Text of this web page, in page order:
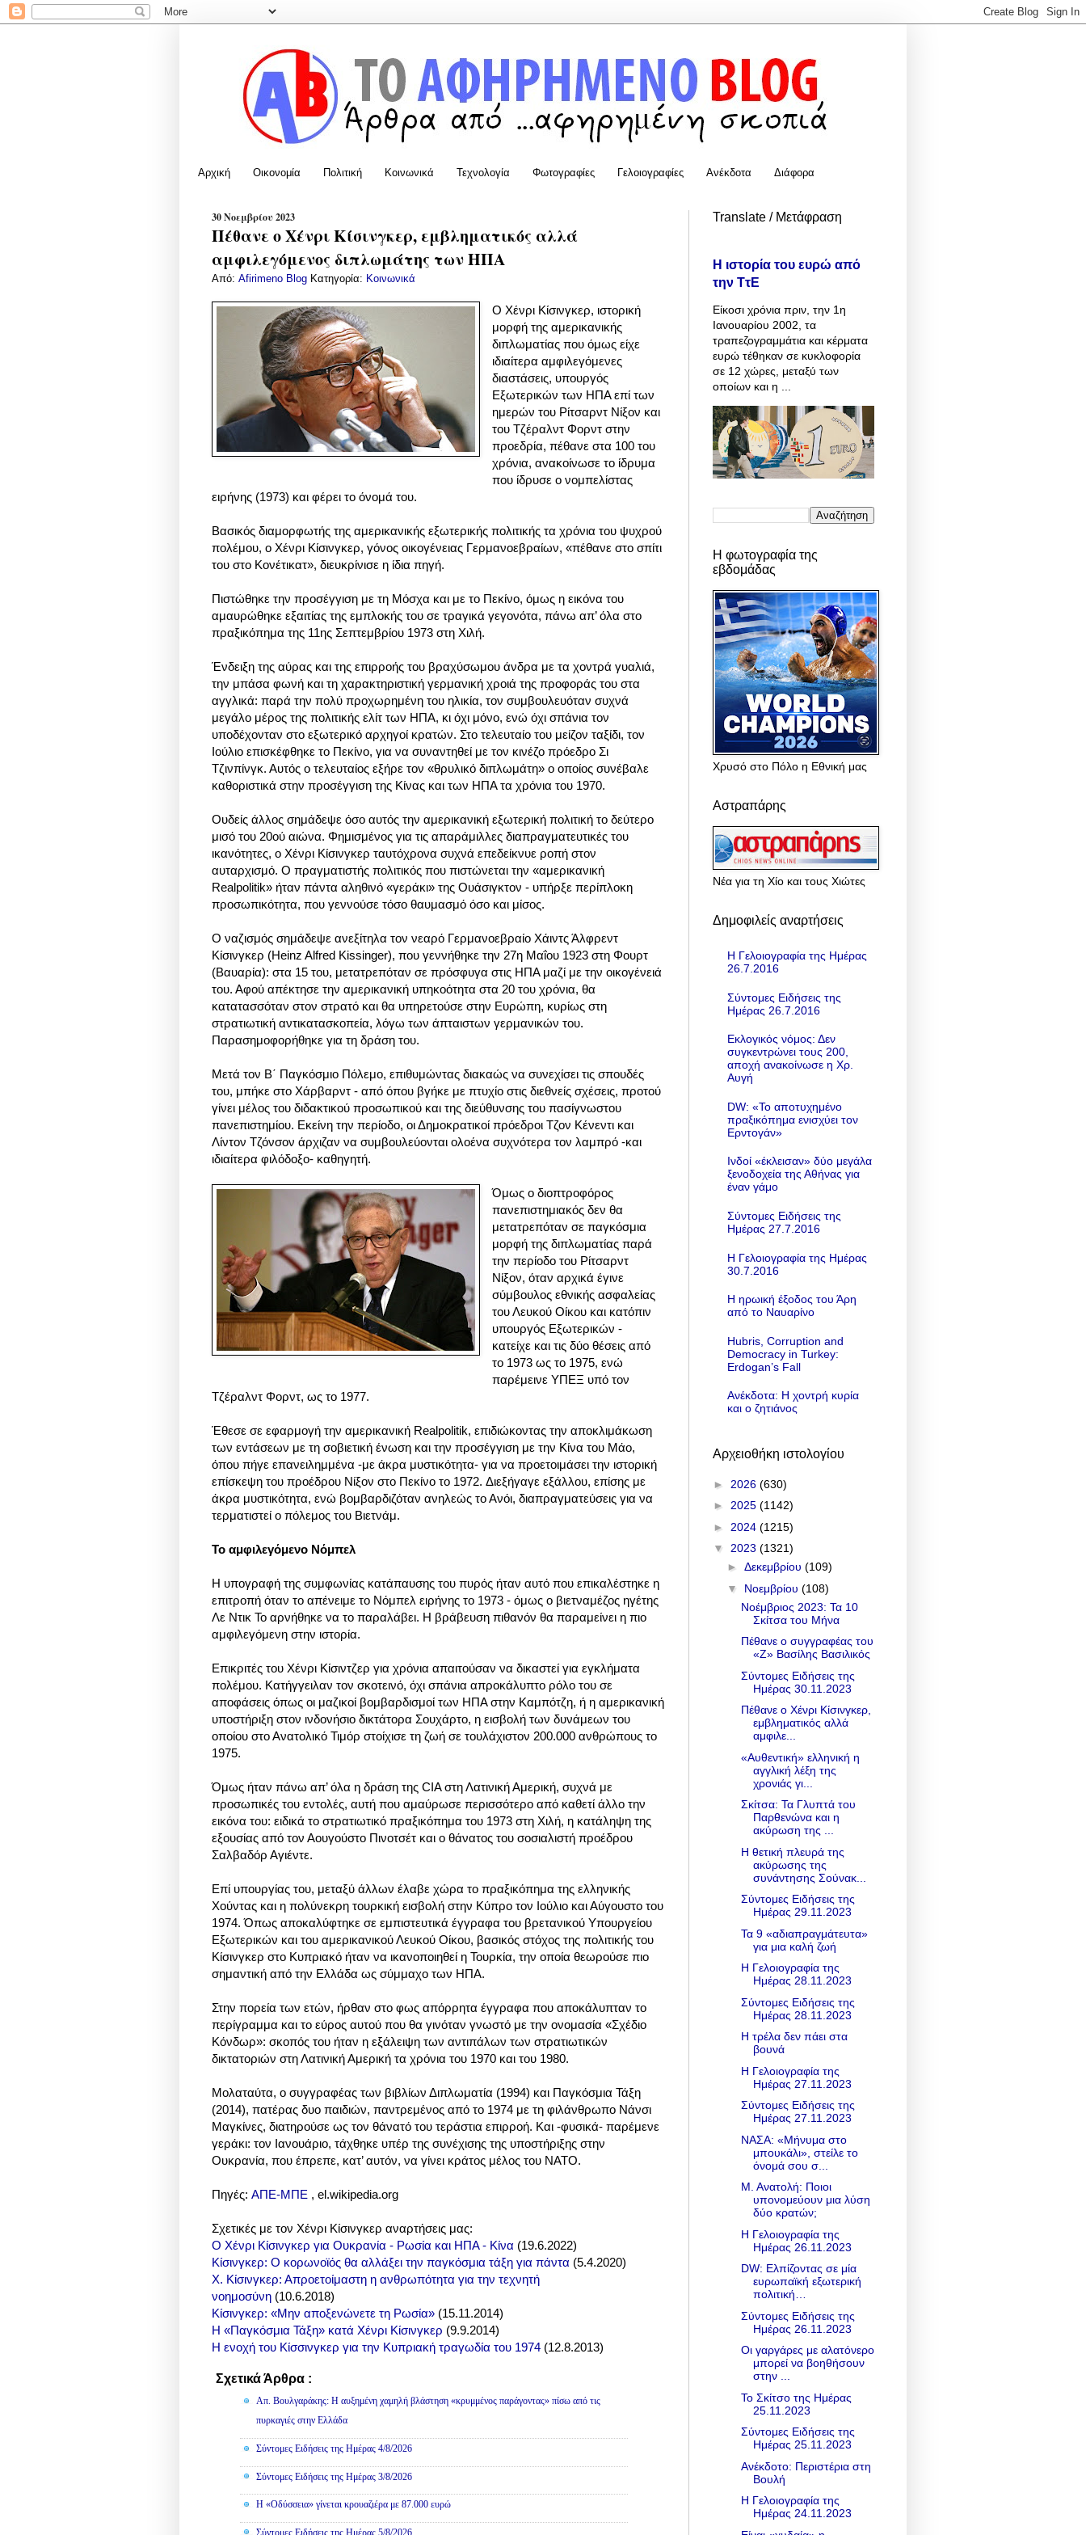
Αρχική Οικονομία Πολιτική Κοινωνικά Τεχνολογία Φωτογραφίες Γελοιογραφίες Ανέκδοτα Διάφορα
30 Νοεμβρίου 2023
Πέθανε ο Χένρι Κίσινγκερ, εμβληματικός αλλά
αμφιλεγόμενος διπλωμάτης των ΗΠΑ
Από: Afirimeno Blog Κατηγορία: Κοινωνικά
Ο Χένρι Κίσινγκερ, ιστορική
μορφή της αμερικανικής
διπλωματίας που όμως είχε
ιδιαίτερα αμφιλεγόμενες
διαστάσεις, υπουργός
Εξωτερικών των ΗΠΑ επί των
ημερών του Ρίτσαρντ Νίξον και
του Τζέραλντ Φορντ στην
προεδρία, πέθανε στα 100 του
χρόνια, ανακοίνωσε το ίδρυμα
που ίδρυσε ο νομπελίστας
ειρήνης (1973) και φέρει το όνομά του.
Βασικός διαμορφωτής της αμερικανικής εξωτερικής πολιτικής τα χρόνια του ψυχρού
πολέμου, ο Χένρι Κίσινγκερ, γόνος οικογένειας Γερμανοεβραίων, «πέθανε στο σπίτι
του στο Κονέτικατ», διευκρίνισε η ίδια πηγή.
Πιστώθηκε την προσέγγιση με τη Μόσχα και με το Πεκίνο, όμως η εικόνα του
αμαυρώθηκε εξαιτίας της εμπλοκής του σε τραγικά γεγονότα, πάνω απ’ όλα στο
πραξικόπημα της 11ης Σεπτεμβρίου 1973 στη Χιλή.
Ένδειξη της αύρας και της επιρροής του βραχύσωμου άνδρα με τα χοντρά γυαλιά,
την μπάσα φωνή και τη χαρακτηριστική γερμανική χροιά της προφοράς του στα
αγγλικά: παρά την πολύ προχωρημένη του ηλικία, τον συμβουλευόταν συχνά
μεγάλο μέρος της πολιτικής ελίτ των ΗΠΑ, κι όχι μόνο, ενώ όχι σπάνια τον
υποδέχονταν στο εξωτερικό αρχηγοί κρατών. Στο τελευταίο του μείζον ταξίδι, τον
Ιούλιο επισκέφθηκε το Πεκίνο, για να συναντηθεί με τον κινέζο πρόεδρο Σι
Τζινπίνγκ. Αυτός ο τελευταίος εξήρε τον «θρυλικό διπλωμάτη» ο οποίος συνέβαλε
καθοριστικά στην προσέγγιση της Κίνας και των ΗΠΑ τα χρόνια του 1970.
Ουδείς άλλος σημάδεψε όσο αυτός την αμερικανική εξωτερική πολιτική το δεύτερο
μισό του 20ού αιώνα. Φημισμένος για τις απαράμιλλες διαπραγματευτικές του
ικανότητες, ο Χένρι Κίσινγκερ ταυτόχρονα συχνά επεδείκνυε ροπή στον
αυταρχισμό. Ο πραγματιστής πολιτικός που πιστώνεται την «αμερικανική
Realpolitik» ήταν πάντα αληθινό «γεράκι» της Ουάσιγκτον - υπήρξε περίπλοκη
προσωπικότητα, που γεννούσε τόσο θαυμασμό όσο και μίσος.
Ο ναζισμός σημάδεψε ανεξίτηλα τον νεαρό Γερμανοεβραίο Χάιντς Άλφρεντ
Κίσινγκερ (Heinz Alfred Kissinger), που γεννήθηκε την 27η Μαΐου 1923 στη Φουρτ
(Βαυαρία): στα 15 του, μετατρεπόταν σε πρόσφυγα στις ΗΠΑ μαζί με την οικογένειά
του. Αφού απέκτησε την αμερικανική υπηκοότητα στα 20 του χρόνια, θα
κατατασσόταν στον στρατό και θα υπηρετούσε στην Ευρώπη, κυρίως στη
στρατιωτική αντικατασκοπεία, λόγω των άπταιστων γερμανικών του.
Παρασημοφορήθηκε για τη δράση του.
Μετά τον Β΄ Παγκόσμιο Πόλεμο, επιθυμώντας διακαώς να συνεχίσει τις σπουδές
του, μπήκε στο Χάρβαρντ - από όπου βγήκε με πτυχίο στις διεθνείς σχέσεις, προτού
γίνει μέλος του διδακτικού προσωπικού και της διεύθυνσης του πασίγνωστου
πανεπιστημίου. Εκείνη την περίοδο, οι Δημοκρατικοί πρόεδροι Τζον Κένεντι και
Λίντον Τζόνσον άρχιζαν να συμβουλεύονται ολοένα συχνότερα τον λαμπρό -και
ιδιαίτερα φιλόδοξο- καθηγητή.
Όμως ο διοπτροφόρος
πανεπιστημιακός δεν θα
μετατρεπόταν σε παγκόσμια
μορφή της διπλωματίας παρά
την περίοδο του Ρίτσαρντ
Νίξον, όταν αρχικά έγινε
σύμβουλος εθνικής ασφαλείας
του Λευκού Οίκου και κατόπιν
υπουργός Εξωτερικών -
κατείχε και τις δύο θέσεις από
το 1973 ως το 1975, ενώ
παρέμεινε ΥΠΕΞ υπό τον
Τζέραλντ Φορντ, ως το 1977.
Έθεσε σε εφαρμογή την αμερικανική Realpolitik, επιδιώκοντας την αποκλιμάκωση
των εντάσεων με τη σοβιετική ένωση και την προσέγγιση με την Κίνα του Μάο,
όπου πήγε επανειλημμένα -με άκρα μυστικότητα- για να προετοιμάσει την ιστορική
επίσκεψη του προέδρου Νίξον στο Πεκίνο το 1972. Διεξήγαγε εξάλλου, επίσης με
άκρα μυστικότητα, ενώ βομβαρδιζόταν ανηλεώς το Ανόι, διαπραγματεύσεις για να
τερματιστεί ο πόλεμος του Βιετνάμ.
Το αμφιλεγόμενο Νόμπελ
Η υπογραφή της συμφωνίας κατάπαυσης του πυρός ήταν αυτό που επικαλέστηκε η
επιτροπή όταν το απένειμε το Νόμπελ ειρήνης το 1973 - όμως ο βιετναμέζος ηγέτης
Λε Ντικ Το αρνήθηκε να το παραλάβει. Η βράβευση πιθανόν θα παραμείνει η πιο
αμφιλεγόμενη στην ιστορία.
Επικριτές του Χένρι Κίσιντζερ για χρόνια απαιτούσαν να δικαστεί για εγκλήματα
πολέμου. Κατήγγειλαν τον σκοτεινό, όχι σπάνια απροκάλυπτο ρόλο του σε
αποφάσεις όπως οι μαζικοί βομβαρδισμοί των ΗΠΑ στην Καμπότζη, ή η αμερικανική
υποστήριξη στον ινδονήσιο δικτάτορα Σουχάρτο, η εισβολή των δυνάμεων του
οποίου στο Ανατολικό Τιμόρ στοίχισε τη ζωή σε τουλάχιστον 200.000 ανθρώπους το
1975.
Όμως ήταν πάνω απ’ όλα η δράση της CIA στη Λατινική Αμερική, συχνά με
προσωπικές του εντολές, αυτή που αμαύρωσε περισσότερο από καθετί άλλο την
εικόνα του: ειδικά το στρατιωτικό πραξικόπημα του 1973 στη Χιλή, η κατάληψη της
εξουσίας από τον Αουγούστο Πινοτσέτ και ο θάνατος του σοσιαλιστή προέδρου
Σαλβαδόρ Αγιέντε.
Επί υπουργίας του, μεταξύ άλλων έλαβε χώρα το πραξικόπημα της ελληνικής
Χούντας και η πολύνεκρη τουρκική εισβολή στην Κύπρο τον Ιούλιο και Αύγουστο του
1974. Όπως αποκαλύφτηκε σε εμπιστευτικά έγγραφα του βρετανικού Υπουργείου
Εξωτερικών και του αμερικανικού Λευκού Οίκου, βασικός στόχος της πολιτικής του
Κίσινγκερ στο Κυπριακό ήταν να ικανοποιηθεί η Τουρκία, την οποία θεωρούσε πιο
σημαντική από την Ελλάδα ως σύμμαχο των ΗΠΑ.
Στην πορεία των ετών, ήρθαν στο φως απόρρητα έγγραφα που αποκάλυπταν το
περίγραμμα και το εύρος αυτού που θα γινόταν γνωστό με την ονομασία «Σχέδιο
Κόνδωρ»: σκοπός του ήταν η εξάλειψη των αντιπάλων των στρατιωτικών
δικτατοριών στη Λατινική Αμερική τα χρόνια του 1970 και του 1980.
Μολαταύτα, ο συγγραφέας των βιβλίων Διπλωματία (1994) και Παγκόσμια Τάξη
(2014), πατέρας δυο παιδιών, παντρεμένος από το 1974 με τη φιλάνθρωπο Νάνσι
Μαγκίνες, διατηρούσε ως τον θάνατό του τεράστια επιρροή. Και -φυσικά- παρέμενε
γεράκι: τον Ιανουάριο, τάχθηκε υπέρ της συνέχισης της υποστήριξης στην
Ουκρανία, που έπρεπε, κατ’ αυτόν, να γίνει κράτος μέλος του NATO.
Πηγές: ΑΠΕ-ΜΠΕ , el.wikipedia.org
Σχετικές με τον Χένρι Κίσινγκερ αναρτήσεις μας:
Ο Χένρι Κίσινγκερ για Ουκρανία - Ρωσία και ΗΠΑ - Κίνα (19.6.2022)
Κίσινγκερ: Ο κορωνοϊός θα αλλάξει την παγκόσμια τάξη για πάντα (5.4.2020)
Χ. Κίσινγκερ: Απροετοίμαστη η ανθρωπότητα για την τεχνητή
νοημοσύνη (10.6.2018)
Κίσινγκερ: «Μην αποξενώνετε τη Ρωσία» (15.11.2014)
Η «Παγκόσμια Τάξη» κατά Χένρι Κίσινγκερ (9.9.2014)
Η ενοχή του Κίσσινγκερ για την Κυπριακή τραγωδία του 1974 (12.8.2013)
Σχετικά Άρθρα :
Απ. Βουλγαράκης: Η αυξημένη χαμηλή βλάστηση «κρυμμένος παράγοντας» πίσω από τις
πυρκαγιές στην Ελλάδα
Σύντομες Ειδήσεις της Ημέρας 4/8/2026
Σύντομες Ειδήσεις της Ημέρας 3/8/2026
Η «Οδύσσεια» γίνεται κρουαζιέρα με 87.000 ευρώ
Σύντομες Ειδήσεις της Ημέρας 5/8/2026
Translate / Μετάφραση
Η ιστορία του ευρώ από
την ΤτΕ
Είκοσι χρόνια πριν, την 1η
Ιανουαρίου 2002, τα
τραπεζογραμμάτια και κέρματα
ευρώ τέθηκαν σε κυκλοφορία
σε 12 χώρες, μεταξύ των
οποίων και η ...
Η φωτογραφία της
εβδομάδας
Χρυσό στο Πόλο η Εθνική μας
Αστραπάρης
Νέα για τη Χίο και τους Χιώτες
Δημοφιλείς αναρτήσεις
Η Γελοιογραφία της Ημέρας
26.7.2016
Σύντομες Ειδήσεις της
Ημέρας 26.7.2016
Εκλογικός νόμος: Δεν
συγκεντρώνει τους 200,
αποχή ανακοίνωσε η Χρ.
Αυγή
DW: «To αποτυχημένο
πραξικόπημα ενισχύει τον
Ερντογάν»
Ινδοί «έκλεισαν» δύο μεγάλα
ξενοδοχεία της Αθήνας για
έναν γάμο
Σύντομες Ειδήσεις της
Ημέρας 27.7.2016
Η Γελοιογραφία της Ημέρας
30.7.2016
Η ηρωική έξοδος του Άρη
από το Ναυαρίνο
Hubris, Corruption and
Democracy in Turkey:
Erdogan’s Fall
Ανέκδοτα: Η χοντρή κυρία
και ο ζητιάνος
Αρχειοθήκη ιστολογίου
► 2026 (630)
► 2025 (1142)
► 2024 (1215)
▼ 2023 (1321)
► Δεκεμβρίου (109)
▼ Νοεμβρίου (108)
Νοέμβριος 2023: Τα 10
Σκίτσα του Μήνα
Πέθανε ο συγγραφέας του
«Ζ» Βασίλης Βασιλικός
Σύντομες Ειδήσεις της
Ημέρας 30.11.2023
Πέθανε ο Χένρι Κίσινγκερ,
εμβληματικός αλλά
αμφιλε...
«Αυθεντική» ελληνική η
αγγλική λέξη της
χρονιάς γι...
Σκίτσα: Τα Γλυπτά του
Παρθενώνα και η
ακύρωση της ...
Η θετική πλευρά της
ακύρωσης της
συνάντησης Σούνακ...
Σύντομες Ειδήσεις της
Ημέρας 29.11.2023
Τα 9 «αδιαπραγμάτευτα»
για μια καλή ζωή
Η Γελοιογραφία της
Ημέρας 28.11.2023
Σύντομες Ειδήσεις της
Ημέρας 28.11.2023
Η τρέλα δεν πάει στα
βουνά
Η Γελοιογραφία της
Ημέρας 27.11.2023
Σύντομες Ειδήσεις της
Ημέρας 27.11.2023
ΝΑΣΑ: «Μήνυμα στο
μπουκάλι», στείλε το
όνομά σου σ...
Μ. Ανατολή: Ποιοι
υπονομεύουν μια λύση
δύο κρατών;
Η Γελοιογραφία της
Ημέρας 26.11.2023
DW: Ελπίζοντας σε μία
ευρωπαϊκή εξωτερική
πολιτική…
Σύντομες Ειδήσεις της
Ημέρας 26.11.2023
Οι γαργάρες με αλατόνερο
μπορεί να βοηθήσουν
στην ...
Το Σκίτσο της Ημέρας
25.11.2023
Σύντομες Ειδήσεις της
Ημέρας 25.11.2023
Ανέκδοτο: Περιστέρια στη
Βουλή
Η Γελοιογραφία της
Ημέρας 24.11.2023